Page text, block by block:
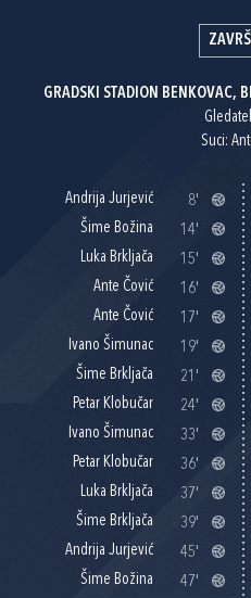
GRADSKI STADION
Suci:
Andrija Jurjević
8'
Šime Božina
14'
Luka Brkljača
15'
Ante Čović
16'
Ante Čović
17'
Ivano Šimunac
19'
Šime Brkljača
21'
Petar Klobučar
24'
Ivano Šimunac
33'
Petar Klobučar
36'
Luka Brkljača
37'
Šime Brkljača
39'
Andrija Jurjević
45'
Šime Božina
47'